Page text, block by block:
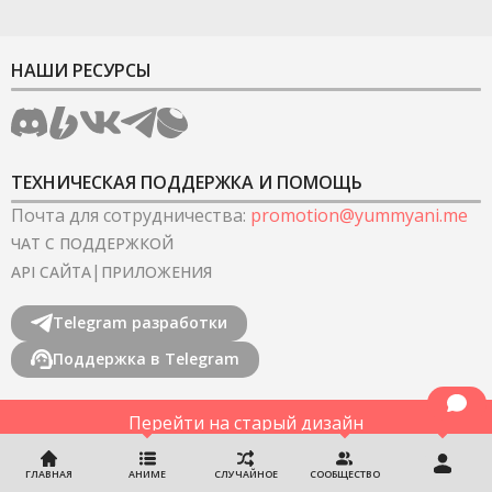
ГЛАВНАЯ АНИМЕ СЛУЧАЙНОЕ СООБЩЕСТВО
НАШИ РЕСУРСЫ
ТЕХНИЧЕСКАЯ ПОДДЕРЖКА И ПОМОЩЬ
Почта для сотрудничества: promotion@yummyani.me
ЧАТ С ПОДДЕРЖКОЙ
API САЙТА| ПРИЛОЖЕНИЯ
Telegram разработки
Поддержка в Telegram
Перейти на старый дизайн
©2022-2026YummyAnime.Все права защищены